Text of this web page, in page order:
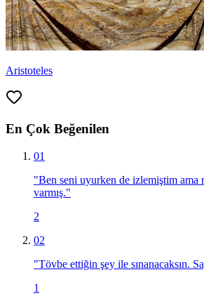
Aristoteles
En Çok Beğenilen
01
"Ben seni uyurken de izlemiştim ama
varmış."
2
02
"Tövbe ettiğin şey ile sınanacaksın.
1